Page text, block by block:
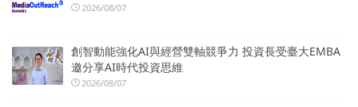
2026/08/07
創智動能強化AI與經營雙軸競爭力 投資長受臺大EMBA
邀分享AI時代投資思維
2026/08/07